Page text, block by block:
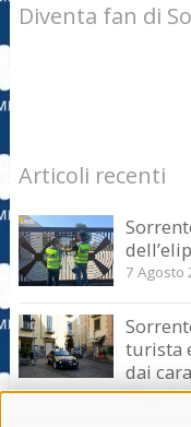
Diventa fan di
Articoli recenti
7 Agosto
turista
dai
7 Agosto